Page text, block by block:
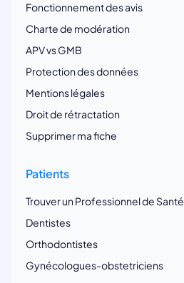
Fonctionnement des avis
Charte de modération
APV vs GMB
Protection des données
Mentions légales
Droit de rétractation
Supprimer ma fiche
Patients
Trouver un Professionnel de Santé
Dentistes
Orthodontistes
Gynécologues-obstetriciens